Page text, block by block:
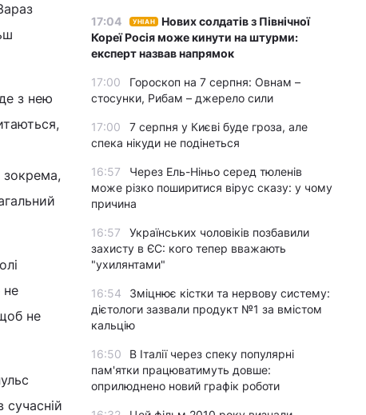
з нею
зокрема,
не
не
сучасній
17:04 УНІАН
Нових солдатів з Північної
Кореї Росія може кинути на штурми:
експерт назвав напрямок
17:00
Гороскоп на 7 серпня: Овнам –
стосунки, Рибам – джерело сили
17:00
7 серпня у Києві буде гроза, але
спека нікуди не подінеться
16:57
Через Ель-Ніньо серед тюленів
може різко поширитися вірус сказу: у чому
причина
16:57
Українських чоловіків позбавили
захисту в ЄС: кого тепер вважають
"ухилянтами"
16:54
Зміцнює кістки та нервову систему:
дієтологи зазвали продукт №1 за вмістом
кальцію
16:50
В Італії через спеку популярні
пам'ятки працюватимуть довше:
оприлюднено новий графік роботи